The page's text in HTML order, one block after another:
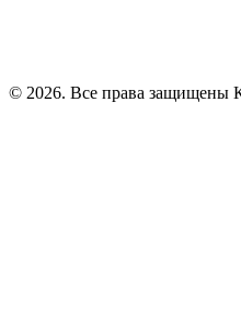
© 2026. Все права защищены